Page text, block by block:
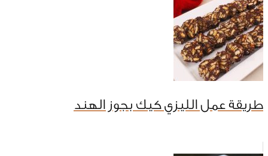
طريقة عمل الليزي كيك بجوز الهند